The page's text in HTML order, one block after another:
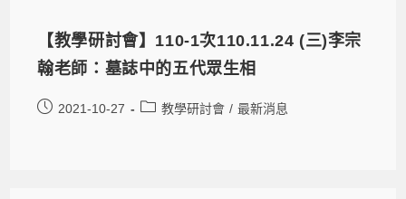
【教學研討會】110-1次110.11.24 (三)李宗
翰老師：墓誌中的五代眾生相
2021-10-27 教學研討會 / 最新消息